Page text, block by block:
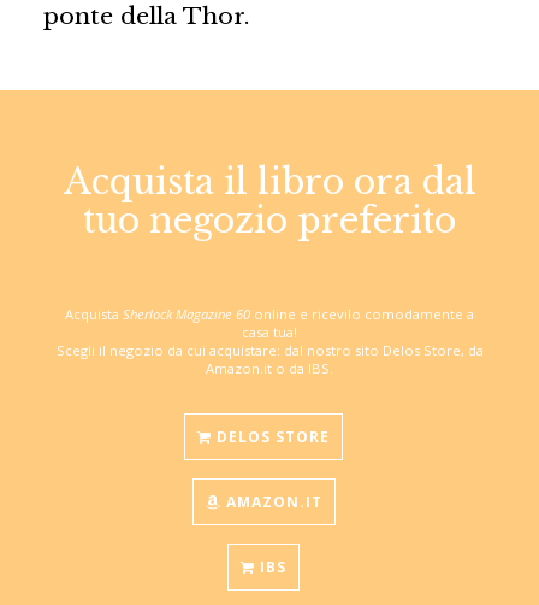
ponte della Thor.
Acquista il libro ora dal
tuo negozio preferito
Acquista Sherlock Magazine 60 online e ricevilo comodamente a
casa tua!
Scegli il negozio da cui acquistare: dal nostro sito Delos Store, da
Amazon.it o da IBS.
DELOS STORE
AMAZON.IT
IBS